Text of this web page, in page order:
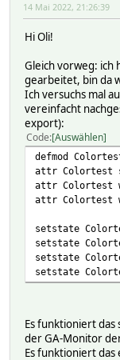
SETLIST
GROUP
MODEL
NO
SETLIST
CODE
GROUP
MODEL
NO
schalten:
CODE
GROUP
14 Mai 2022, 21:26:39
Hi Oli!
Gleich vorweg: ich
gearbeitet, bin da
Ich versuchs mal
vereinfacht
export):
Code Auswählen
defmod
attr Colortest
attr Colortest
attr Colortest
setstate
setstate
setstate
setstate
Es funktioniert das
der GA-Monitor der
Es funktioniert